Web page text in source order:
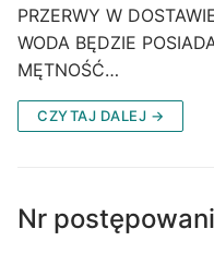
PRZERWY W
WODA BĘDZIE
MĘTNOŚĆ…
CZYTAJ DALEJ →
Nr